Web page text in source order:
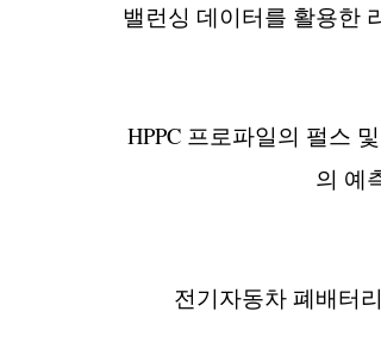
밸런싱 데이터를 활용한
HPPC 프로파일의 펄스
의 예
전기자동차 폐배터